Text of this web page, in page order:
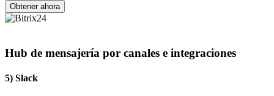
Hub de mensajería por canales e integraciones
5) Slack